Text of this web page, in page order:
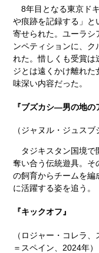
8年目となる東京ド
や痕跡を記録する」と
寄せられた。ユーラシ
ンペティションに、ク
れた。惜しくも受賞は
ジとは遠くかけ離れ
味深い内容だった。
『ブズカシ―男の地の
（ジャヌル・ジュス
タジキスタン国境で
奪い合う伝統遊具。そ
の飼育からチームを編
に活躍する姿を追う。
『キックオフ』
（ロジャー・コレラ
＝スペイン、2024年）